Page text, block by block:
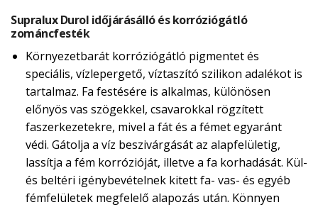
Supralux Durol időjárásálló és korróziógátló
zománcfesték
Környezetbarát korróziógátló pigmentet és
speciális, vízlepergető, víztaszító szilikon adalékot is
tartalmaz. Fa festésére is alkalmas, különösen
előnyös vas szögekkel, csavarokkal rögzített
faszerkezetekre, mivel a fát és a fémet egyaránt
védi. Gátolja a víz beszivárgását az alapfelületig,
lassítja a fém korrózióját, illetve a fa korhadását. Kül-
és beltéri igénybevételnek kitett fa- vas- és egyéb
fémfelületek megfelelő alapozás után. Könnyen